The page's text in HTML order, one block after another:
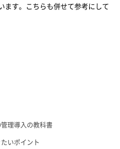
ます。こちらも併せて参考にして
理導入の教科書
いポイント